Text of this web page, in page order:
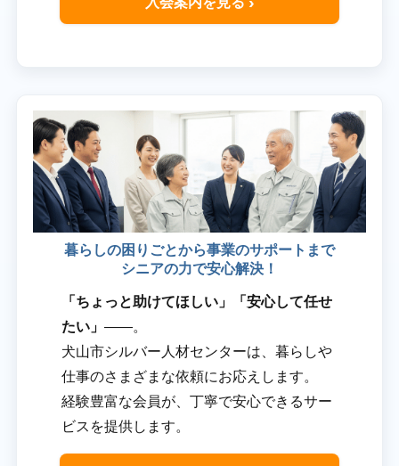
暮らしの困りごとから事業のサポートまで
シニアの力で安心解決！
「ちょっと助けてほしい」「安心して任せ
たい」 ――。
犬山市シルバー人材センターは、暮らしや
仕事のさまざまな依頼にお応えします。
経験豊富な会員が、丁寧で安心できるサー
ビスを提供します。